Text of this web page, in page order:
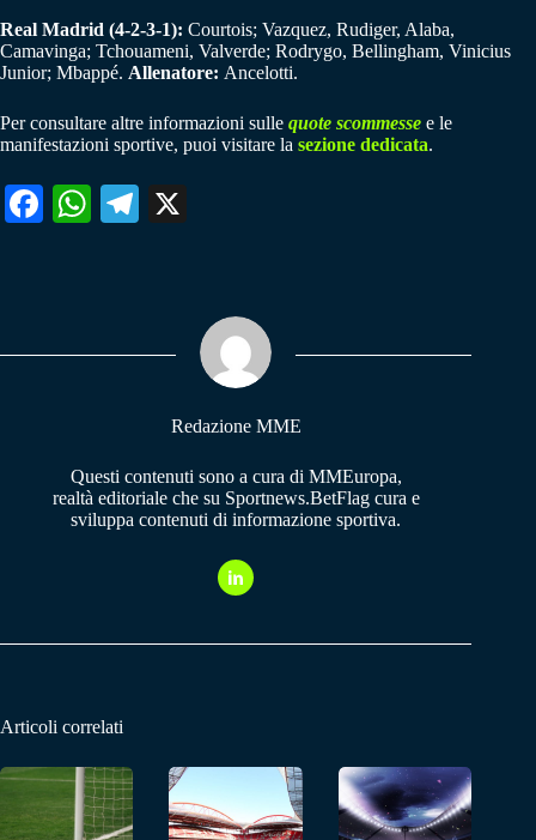
Real Madrid (4-2-3-1): Courtois; Vazquez, Rudiger, Alaba,
Camavinga; Tchouameni, Valverde; Rodrygo, Bellingham, Vinicius
Junior; Mbappé. Allenatore: Ancelotti.
Per consultare altre informazioni sulle quote scommesse e le
manifestazioni sportive, puoi visitare la sezione dedicata.
Fa W
pp
Te
m
Redazione MME
Questi contenuti sono a cura di MMEuropa,
realtà editoriale che su Sportnews.BetFlag cura e
sviluppa contenuti di informazione sportiva.
Articoli correlati